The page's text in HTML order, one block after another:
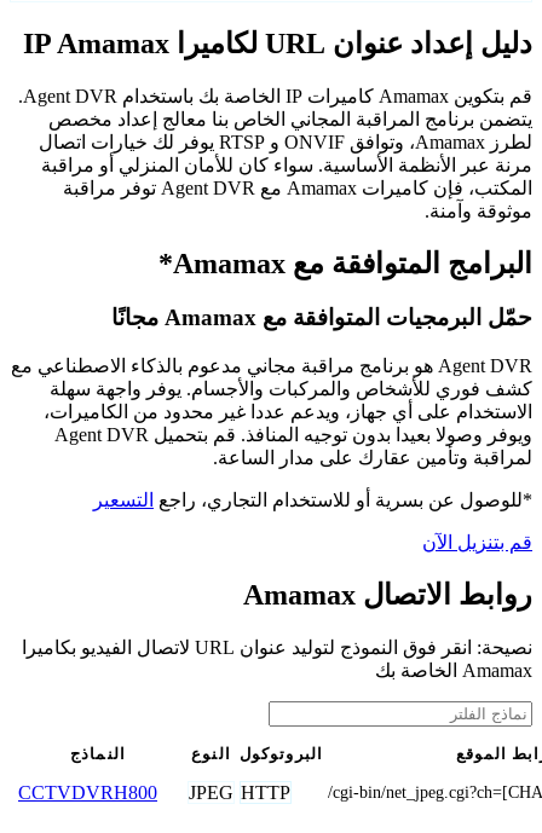
دليل إعداد عنوان URL لكاميرا IP Amamax
قم بتكوين Amamax كاميرات IP الخاصة بك باستخدام Agent DVR.
يتضمن برنامج المراقبة المجاني الخاص بنا معالج إعداد مخصص
لطرز Amamax، وتوافق ONVIF و RTSP يوفر لك خيارات اتصال
مرنة عبر الأنظمة الأساسية. سواء كان للأمان المنزلي أو مراقبة
المكتب، فإن كاميرات Amamax مع Agent DVR توفر مراقبة
موثوقة وآمنة.
البرامج المتوافقة مع Amamax*
حمّل البرمجيات المتوافقة مع Amamax مجانًا
Agent DVR هو برنامج مراقبة مجاني مدعوم بالذكاء الاصطناعي مع
كشف فوري للأشخاص والمركبات والأجسام. يوفر واجهة سهلة
الاستخدام على أي جهاز، ويدعم عددا غير محدود من الكاميرات،
ويوفر وصولا بعيدا بدون توجيه المنافذ. قم بتحميل Agent DVR
لمراقبة وتأمين عقارك على مدار الساعة.
*للوصول عن بسرية أو للاستخدام التجاري، راجع التسعير
قم بتنزيل الآن
روابط الاتصال Amamax
نصيحة: انقر فوق النموذج لتوليد عنوان URL لاتصال الفيديو بكاميرا
Amamax الخاصة بك
النماذج النوع البروتوكول الموقع
CCTVDVRH800 JPEG HTTP /cgi-bin/